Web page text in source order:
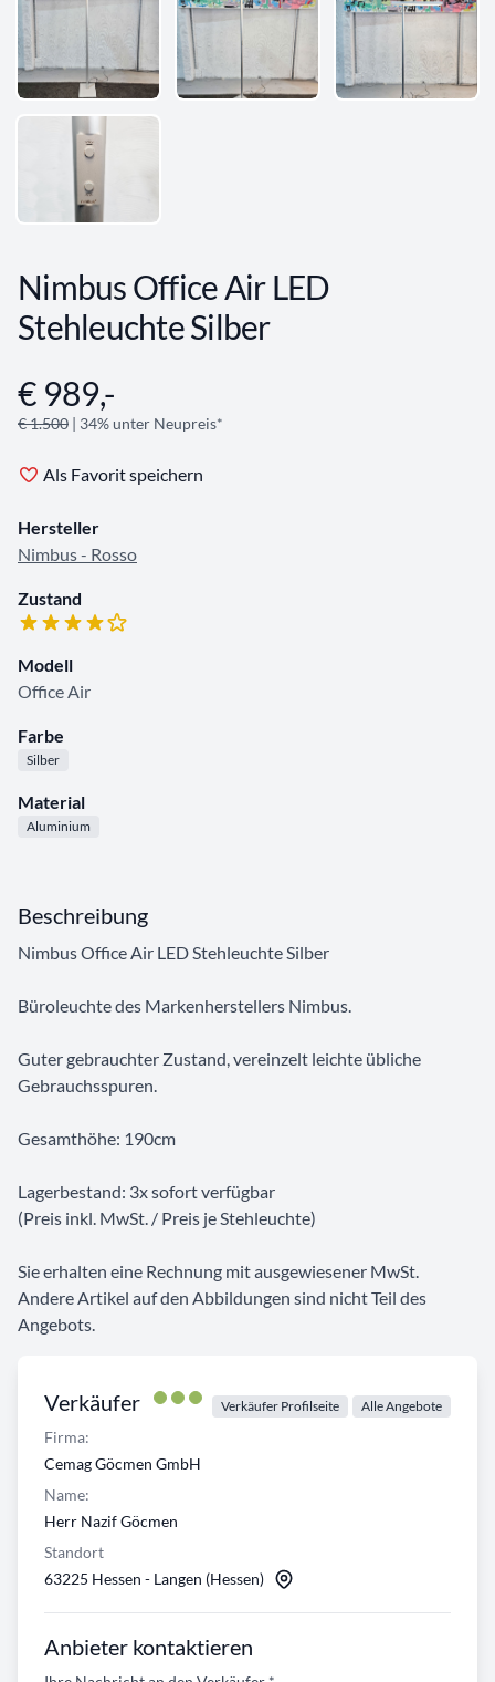
Nimbus Office Air LED
Stehleuchte Silber
Angebotsinformationen
€ 989,-
€ 1.500 | 34% unter Neupreis*
Als Favorit speichern
Hersteller
Nimbus - Rosso
Zustand
Modell
Office Air
Farbe
Silber
Material
Aluminium
Verkäufer Verkäufer Profilseite Alle Angebote
Firma:
Cemag Göcmen GmbH
Name:
Herr Nazif Göcmen
Standort
63225 Hessen - Langen (Hessen)
Anbieter kontaktieren
Beschreibung
Nimbus Office Air LED Stehleuchte Silber
Büroleuchte des Markenherstellers Nimbus.
Guter gebrauchter Zustand, vereinzelt leichte übliche
Gebrauchsspuren.
Gesamthöhe: 190cm
Lagerbestand: 3x sofort verfügbar
(Preis inkl. MwSt. / Preis je Stehleuchte)
Sie erhalten eine Rechnung mit ausgewiesener MwSt.
Andere Artikel auf den Abbildungen sind nicht Teil des
Angebots.